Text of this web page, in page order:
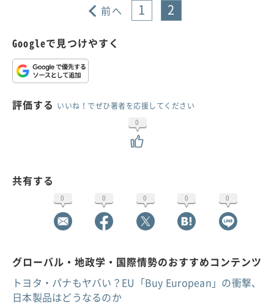
前へ 1 2
Googleで見つけやすく
評価する いいね！でぜひ著者を応援してください
0
共有する
0 0 0 0 0
グローバル・地政学・国際情勢のおすすめコンテンツ
トヨタ・パナもヤバい？EU「Buy European」の衝撃、
日本製品はどうなるのか